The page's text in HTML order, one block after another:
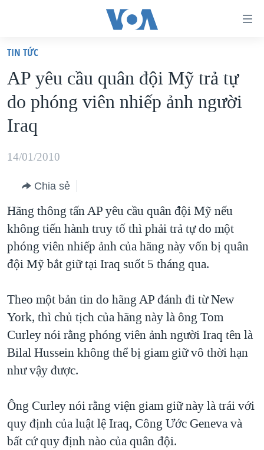
truy
cập
Tới
nội
chính
hướng
chính
Đi
tới
VIỆT NAM
HOA KỲ
BIỂN ĐÔNG
THẾ GIỚI
DIỄN ĐÀN
MỤC
TỰ DO BÁO CHÍ
VẠCH TRẦN TIN GIẢ
ĐỜI SỐNG
KINH TẾ
KHOA HỌC
THỂ THAO
GIÁO DỤC
CHUYÊN ĐỀ
CHIẾN TRANH THƯƠNG MẠI CỦA MỸ: QUÁ KHỨ VÀ HIỆN
TẠI
GIẢI MÃ VÀNH ĐAI & CON ĐƯỜNG
NGÀY TỊ NẠN THẾ GIỚI
TRỊNH VĨNH BÌNH - NGƯỜI HẠ 'BÊN THẮNG CUỘC'
CÁC GIÁ TRỊ CỘNG HÒA Ở VIỆT NAM
HỌC TIẾNG ANH
NGHE
MẠNG XÃ HỘI
TIN TỨC
AP yêu cầu quân đội Mỹ trả tự
do phóng viên nhiếp ảnh người
Iraq
14/01/2010
Chia sẻ
Hãng thông tấn AP yêu cầu quân đội Mỹ nếu
không tiến hành truy tố thì phải trả tự do một
phóng viên nhiếp ảnh của hãng này vốn bị quân
đội Mỹ bắt giữ tại Iraq suốt 5 tháng qua.
Theo một bản tin do hãng AP đánh đi từ New
York, thì chủ tịch của hãng này là ông Tom
Curley nói rằng phóng viên ảnh người Iraq tên là
Bilal Hussein không thể bị giam giữ vô thời hạn
như vậy được.
Ông Curley nói rằng viện giam giữ này là trái với
quy định của luật lệ Iraq, Công Ước Geneva và
bất cứ quy định nào của quân đội.